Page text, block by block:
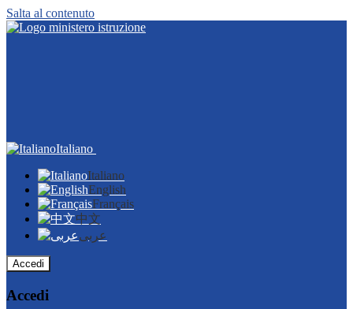
Salta al contenuto
Italiano
Italiano
English
Français
中文
عربى
Accedi
Accedi